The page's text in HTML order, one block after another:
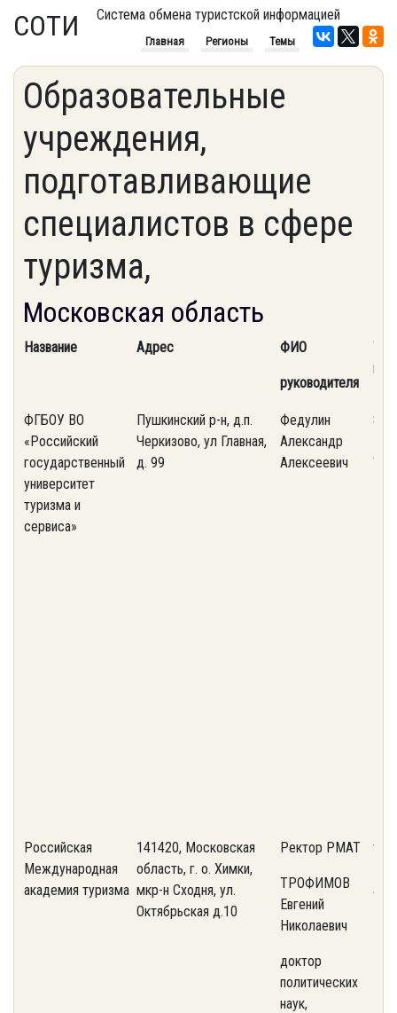
СОТИ Система обмена туристской информацией
Главная Регионы Темы
Образовательные
учреждения,
подготавливающие
специалистов в сфере
туризма,
Московская область
Название Адрес ФИО
руководителя
mail
ФГБОУ ВО
«Российский
государственный
университет
туризма и
сервиса»
Пушкинский р-н, д.п.
Черкизово, ул Главная,
д. 99
Федулин
Александр
Алексеевич
8-
Российская
Международная
академия туризма
141420, Московская
область, г. о. Химки,
мкр-н Сходня, ул.
Октябрьская д.10
Ректор РМАТ
ТРОФИМОВ
Евгений
Николаевич
доктор
политических
наук,